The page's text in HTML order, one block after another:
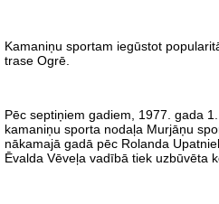
Kamaniņu sportam iegūstot
trase Ogrē.
Pēc septiņiem gadiem, 1977. gada
kamaniņu sporta nodaļa Murjāņu
nākamajā gadā pēc Rolanda
Ēvalda Vēveļa vadībā tiek uzbūvēta